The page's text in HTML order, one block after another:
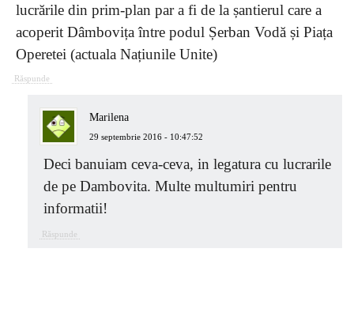
lucrările din prim-plan par a fi de la șantierul care a
acoperit Dâmbovița între podul Șerban Vodă și Piața
Operetei (actuala Națiunile Unite)
Răspunde
Marilena
29 septembrie 2016 - 10:47:52
Deci banuiam ceva-ceva, in legatura cu lucrarile
de pe Dambovita. Multe multumiri pentru
informatii!
Răspunde